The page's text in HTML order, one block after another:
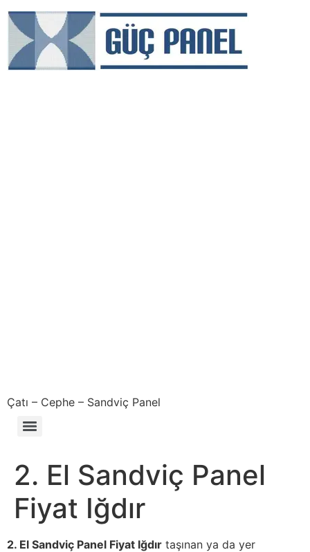
Çatı – Cephe – Sandviç Panel
2. El Sandviç Panel
Fiyat Iğdır
2. El Sandviç Panel Fiyat Iğdır taşınan ya da yer